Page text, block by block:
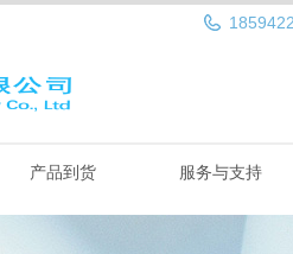
产品到货 服务与支持